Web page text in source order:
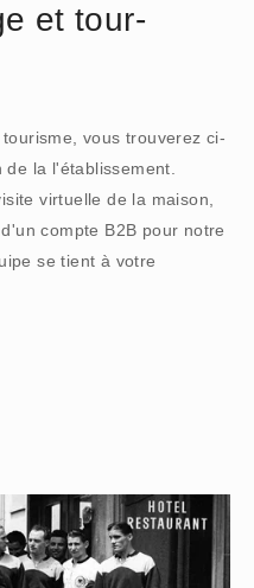
et tour-
vous trouverez ci-
la l'établissement.
virtuelle de la maison,
compte B2B pour notre
se tient à votre